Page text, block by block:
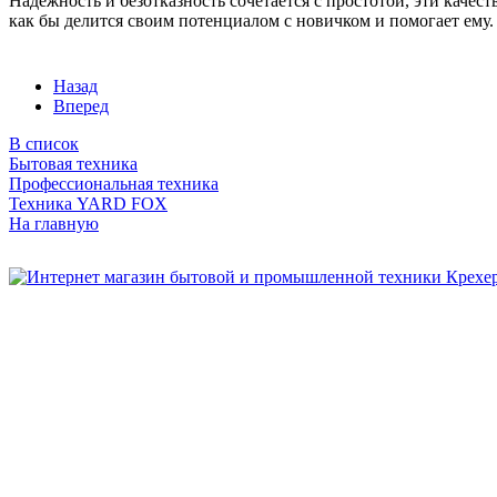
как бы делится своим потенциалом с новичком и помогает ему.
Назад
Вперед
В список
Бытовая техника
Профессиональная техника
Техника YARD FOX
На главную